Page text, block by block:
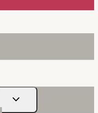
Untermenü
Umschalten